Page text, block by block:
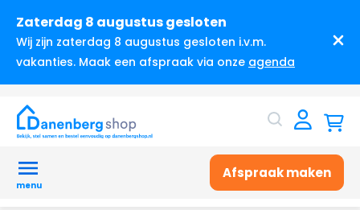
Zaterdag 8 augustus gesloten
Wij zijn zaterdag 8 augustus gesloten i.v.m.
vakanties. Maak een afspraak via onze agenda
menu
Afspraak maken